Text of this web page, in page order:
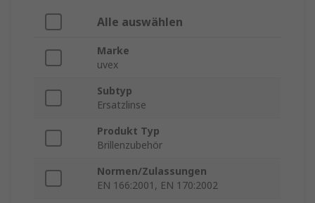
Alle auswählen
Marke
uvex
Subtyp
Ersatzlinse
Produkt Typ
Brillenzubehör
Normen/Zulassungen
EN 166:2001, EN 170:2002